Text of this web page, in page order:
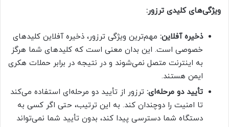
ویژگی‌های کلیدی ترزور:
ذخیره آفلاین: مهم‌ترین ویژگی ترزور، ذخیره آفلاین کلیدهای
خصوصی است. این بدان معنی است که کلیدهای شما هرگز
به اینترنت متصل نمی‌شوند و در نتیجه در برابر حملات هکری
ایمن هستند.
تأیید دو مرحله‌ای: ترزور از تأیید دو مرحله‌ای استفاده می‌کند
تا امنیت را دوچندان کند. به این ترتیب، حتی اگر کسی به
دستگاه شما دسترسی پیدا کند، بدون تأیید شما نمی‌تواند